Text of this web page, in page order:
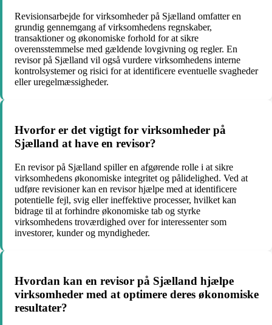
Revisionsarbejde for virksomheder på Sjælland omfatter en
grundig gennemgang af virksomhedens regnskaber,
transaktioner og økonomiske forhold for at sikre
overensstemmelse med gældende lovgivning og regler. En
revisor på Sjælland vil også vurdere virksomhedens interne
kontrolsystemer og risici for at identificere eventuelle svagheder
eller uregelmæssigheder.
Hvorfor er det vigtigt for virksomheder på
Sjælland at have en revisor?
En revisor på Sjælland spiller en afgørende rolle i at sikre
virksomhedens økonomiske integritet og pålidelighed. Ved at
udføre revisioner kan en revisor hjælpe med at identificere
potentielle fejl, svig eller ineffektive processer, hvilket kan
bidrage til at forhindre økonomiske tab og styrke
virksomhedens troværdighed over for interessenter som
investorer, kunder og myndigheder.
Hvordan kan en revisor på Sjælland hjælpe
virksomheder med at optimere deres økonomiske
resultater?